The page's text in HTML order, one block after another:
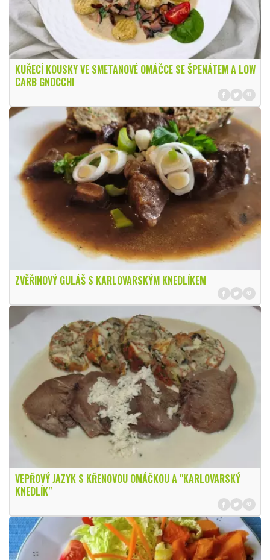
KUŘECÍ KOUSKY VE SMETANOVÉ OMÁČCE SE ŠPENÁTEM A LOW
CARB GNOCCHI
ZVĚŘINOVÝ GULÁŠ S KARLOVARSKÝM KNEDLÍKEM
VEPŘOVÝ JAZYK S KŘENOVOU OMÁČKOU A "KARLOVARSKÝ
KNEDLÍK"